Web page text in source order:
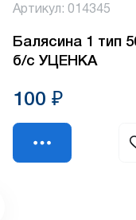
Артикул: 014345
Балясина 1 тип
б/с УЦЕНКА
100 ₽